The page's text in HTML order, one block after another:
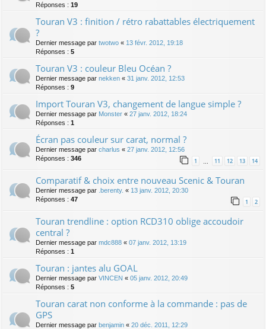
Réponses : 19
Touran V3 : finition / rétro rabattables électriquement
?
Dernier message par twotwo « 13 févr. 2012, 19:18
Réponses : 5
Touran V3 : couleur Bleu Océan ?
Dernier message par nekken « 31 janv. 2012, 12:53
Réponses : 9
Import Touran V3, changement de langue simple ?
Dernier message par Monster « 27 janv. 2012, 18:24
Réponses : 1
Écran pas couleur sur carat, normal ?
Dernier message par charlus « 27 janv. 2012, 12:56
Réponses : 346 1 11 12 13 14
Comparatif & choix entre nouveau Scenic & Touran
Dernier message par .berenty. « 13 janv. 2012, 20:30
Réponses : 47 1 2
Touran trendline : option RCD310 oblige accoudoir
central ?
Dernier message par mdc888 « 07 janv. 2012, 13:19
Réponses : 1
Touran : jantes alu GOAL
Dernier message par VINCEN « 05 janv. 2012, 20:49
Réponses : 5
Touran carat non conforme à la commande : pas de
GPS
Dernier message par benjamin « 20 déc. 2011, 12:29